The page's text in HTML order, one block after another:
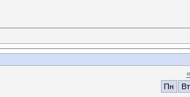
«
Пн
Вт